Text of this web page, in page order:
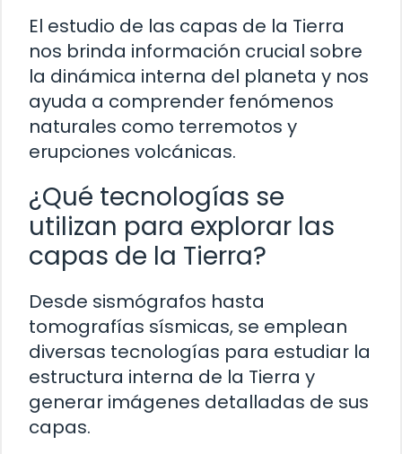
El estudio de las capas de la Tierra
nos brinda información crucial sobre
la dinámica interna del planeta y nos
ayuda a comprender fenómenos
naturales como terremotos y
erupciones volcánicas.
¿Qué tecnologías se
utilizan para explorar las
capas de la Tierra?
Desde sismógrafos hasta
tomografías sísmicas, se emplean
diversas tecnologías para estudiar la
estructura interna de la Tierra y
generar imágenes detalladas de sus
capas.